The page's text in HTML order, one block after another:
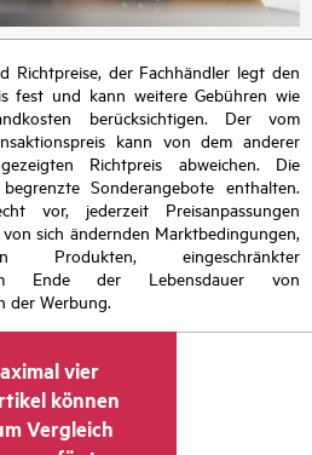
Richtpreise, der Fachhändler legt den
fest und kann weitere Gebühren wie
berücksichtigen. Der vom
kann von dem anderer
Richtpreis abweichen. Die
Sonderangebote enthalten.
vor, jederzeit Preisanpassungen
sich ändernden Marktbedingungen,
eingeschränkter
Ende der Lebensdauer von
der Werbung.
vier
können
Vergleich